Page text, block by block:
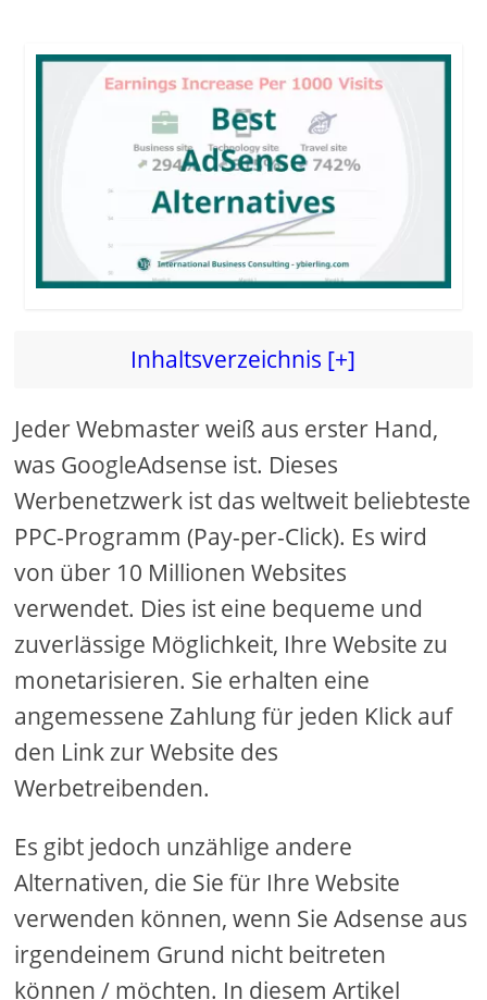
V
i
d
e
o
Inhaltsverzeichnis [+]
Jeder Webmaster weiß aus erster Hand,
was GoogleAdsense ist. Dieses
Werbenetzwerk ist das weltweit beliebteste
PPC-Programm (Pay-per-Click). Es wird
von über 10 Millionen Websites
verwendet. Dies ist eine bequeme und
zuverlässige Möglichkeit, Ihre Website zu
monetarisieren. Sie erhalten eine
angemessene Zahlung für jeden Klick auf
den Link zur Website des
Werbetreibenden.
Es gibt jedoch unzählige andere
Alternativen, die Sie für Ihre Website
verwenden können, wenn Sie Adsense aus
irgendeinem Grund nicht beitreten
können / möchten. In diesem Artikel